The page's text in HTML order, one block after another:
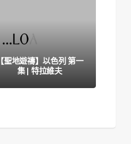
【聖地遊禱】以色列 第一
集 | 特拉維夫